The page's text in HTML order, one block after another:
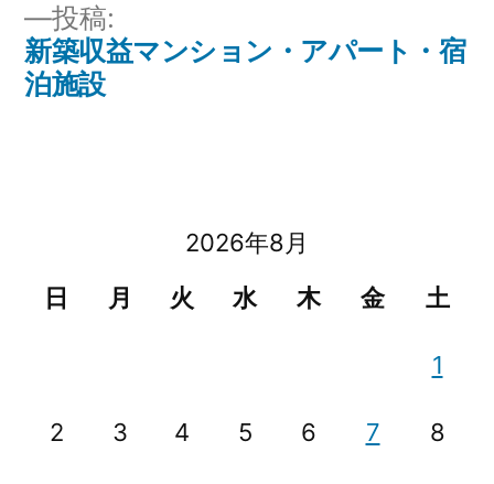
ズ
投
投稿:
新築収益マンション・アパート・宿
泊施設
2026年8月
日
月 火 水 木 金 土
1
2 3 4 5 6 7 8